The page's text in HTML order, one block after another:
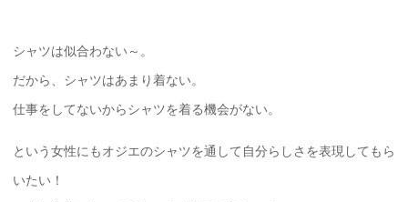
シャツは似合わない～。
だから、シャツはあまり着ない。
仕事をしてないからシャツを着る機会がない。
という女性にもオジエのシャツを通して自分らしさを表現してもら
いたい！